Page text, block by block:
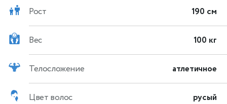
Рост 190 см
Вес 100 кг
Телосложение атлетичное
Цвет волос русый